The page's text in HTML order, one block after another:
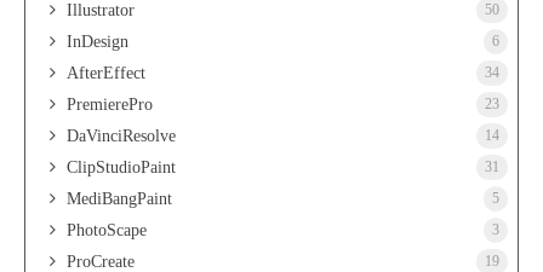
Illustrator 50
InDesign 6
AfterEffect 34
PremierePro 23
DaVinciResolve 14
ClipStudioPaint 31
MediBangPaint 5
PhotoScape 3
ProCreate 19